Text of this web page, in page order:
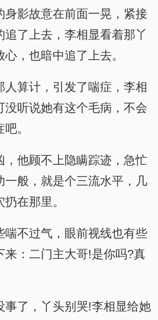
身影故意在前面一晃，紧接
了上去，李相显看着那丫
，也暗中追了上去。
人算计，引发了喘症，李相
没听说她有这个毛病，不会
。
，他顾不上隐瞒踪迹，急忙
一般，就是个三流水平，几
在那里。
喘不过气，眼前视线也有些
来：二门主大哥!是你吗?真
事了，丫头别哭!李相显给她